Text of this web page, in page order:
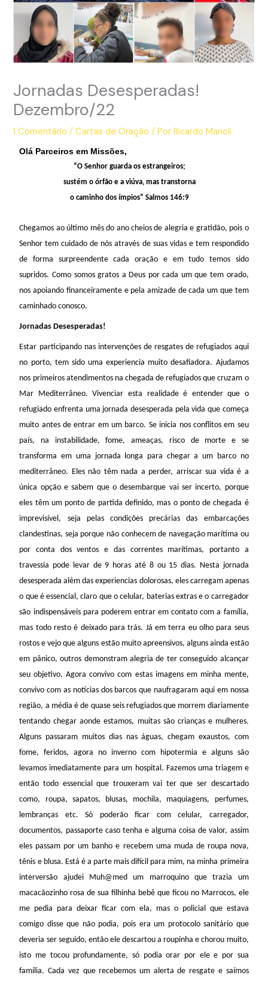
Jornadas Desesperadas!
Dezembro/22
1 Comentário /Cartas de Oração / PorRicardo Marioli
Olá Parceiros em Missões,
“O Senhor guarda os estrangeiros;
sustém o órfão e a viúva, mas transtorna
o caminho dos ímpios” Salmos 146:9
Chegamos ao último mês do ano cheios de alegria e gratidão, pois o
Senhor tem cuidado de nós através de suas vidas e tem respondido
de forma surpreendente cada oração e em tudo temos sido
supridos. Como somos gratos a Deus por cada um que tem orado,
nos apoiando financeiramente e pela amizade de cada um que tem
caminhado conosco.
Jornadas Desesperadas!
Estar participando nas intervenções de resgates de refugiados aqui
no porto, tem sido uma experiencia muito desafiadora. Ajudamos
nos primeiros atendimentos na chegada de refugiados que cruzam o
Mar Mediterrâneo. Vivenciar esta realidade é entender que o
refugiado enfrenta uma jornada desesperada pela vida que começa
muito antes de entrar em um barco. Se inicia nos conflitos em seu
país, na instabilidade, fome, ameaças, risco de morte e se
transforma em uma jornada longa para chegar a um barco no
mediterrâneo. Eles não têm nada a perder, arriscar sua vida é a
única opção e sabem que o desembarque vai ser incerto, porque
eles têm um ponto de partida definido, mas o ponto de chegada é
imprevisível, seja pelas condições precárias das embarcações
clandestinas, seja porque não conhecem de navegação marítima ou
por conta dos ventos e das correntes marítimas, portanto a
travessia pode levar de 9 horas até 8 ou 15 dias. Nesta jornada
desesperada além das experiencias dolorosas, eles carregam apenas
o que é essencial, claro que o celular, baterias extras e o carregador
são indispensáveis para poderem entrar em contato com a família,
mas todo resto é deixado para trás. Já em terra eu olho para seus
rostos e vejo que alguns estão muito apreensivos, alguns ainda estão
em pânico, outros demonstram alegria de ter conseguido alcançar
seu objetivo. Agora convivo com estas imagens em minha mente,
convivo com as notícias dos barcos que naufragaram aqui em nossa
região, a média é de quase seis refugiados que morrem diariamente
tentando chegar aonde estamos, muitas são crianças e mulheres.
Alguns passaram muitos dias nas águas, chegam exaustos, com
fome, feridos, agora no inverno com hipotermia e alguns são
levamos imediatamente para um hospital. Fazemos uma triagem e
então todo essencial que trouxeram vai ter que ser descartado
como, roupa, sapatos, blusas, mochila, maquiagens, perfumes,
lembranças etc. Só poderão ficar com celular, carregador,
documentos, passaporte caso tenha e alguma coisa de valor, assim
eles passam por um banho e recebem uma muda de roupa nova,
tênis e blusa. Está é a parte mais difícil para mim, na minha primeira
interversão ajudei Muh@med um marroquino que trazia um
macacãozinho rosa de sua filhinha bebê que ficou no Marrocos, ele
me pedia para deixar ficar com ela, mas o policial que estava
comigo disse que não podia, pois era um protocolo sanitário que
deveria ser seguido, então ele descartou a roupinha e chorou muito,
isto me tocou profundamente, só podia orar por ele e por sua
família. Cada vez que recebemos um alerta de resgate e saímos